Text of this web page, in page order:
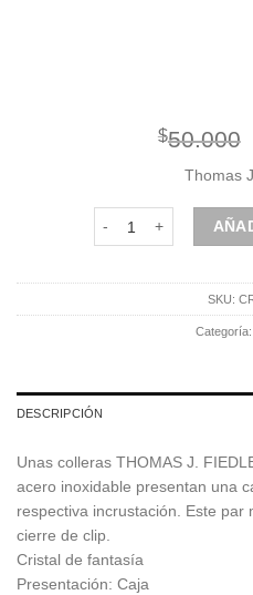
$50.000
Thomas
Colleras metálicas
SKU:
Categoría:
DESCRIPCIÓN
Unas colleras THOMAS J.
acero inoxidable presentan una
respectiva incrustación. Este par
cierre de clip.
Cristal de fantasía
Presentación: Caja